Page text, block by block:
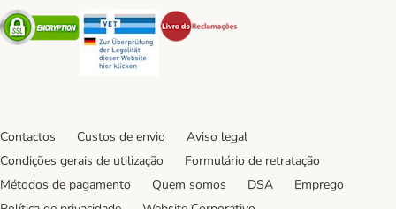
Security Security
Contactos Custos de envio
Aviso legal
Condições gerais de utilização
Formulário de retratação
Métodos de pagamento
Quem somos DSA
Emprego